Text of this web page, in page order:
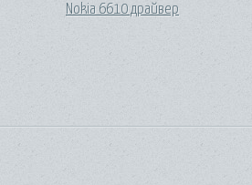
Nokia 6610 драйвер